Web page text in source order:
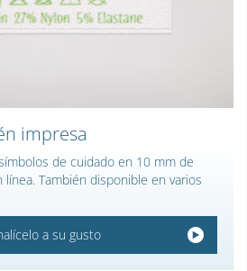
impresa
de cuidado en 10 mm de
línea. También disponible en varios
a su gusto